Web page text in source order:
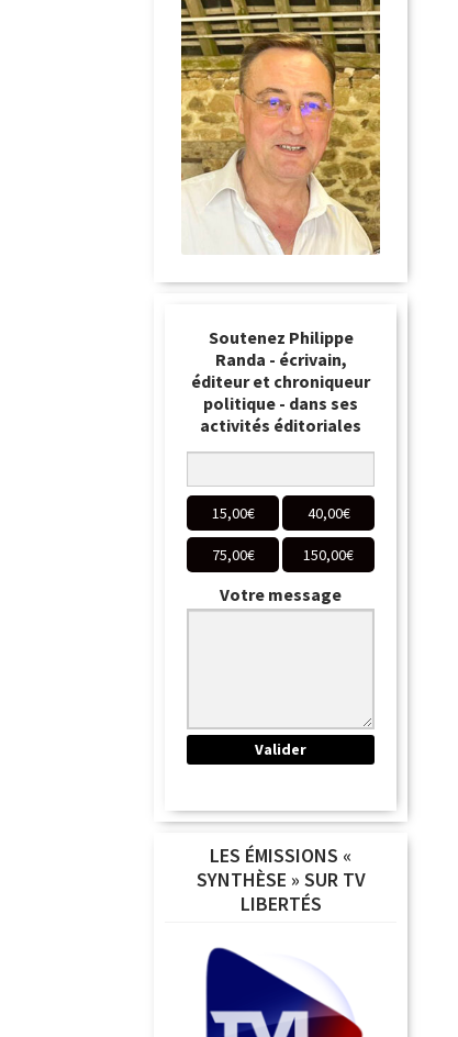
Soutenez Philippe
Randa - écrivain,
éditeur et chroniqueur
politique - dans ses
activités éditoriales
15,00€ 40,00€
75,00€ 150,00€
Votre message
LES ÉMISSIONS «
SYNTHÈSE » SUR TV
LIBERTÉS